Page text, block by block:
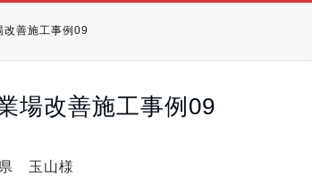
改善施工事例09
場改善施工事例09
玉山様